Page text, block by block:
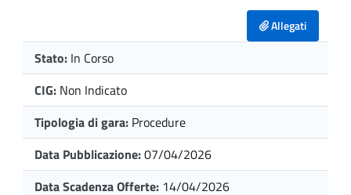
Allegati
Stato: In Corso
CIG: Non Indicato
Tipologia di gara: Procedure
Data Pubblicazione:07/04/2026
Data Scadenza Offerte: 14/04/2026